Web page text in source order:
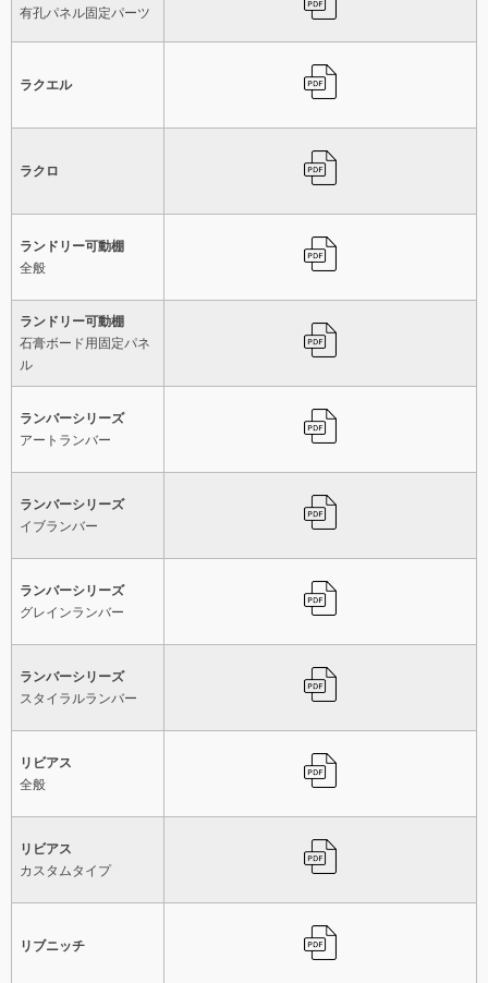
有孔パネル固定パーツ
ラクエル
ラクロ
ランドリー可動棚
全般
ランドリー可動棚
石膏ボード用固定パネ
ル
ランバーシリーズ
アートランバー
ランバーシリーズ
イブランバー
ランバーシリーズ
グレインランバー
ランバーシリーズ
スタイラルランバー
リビアス
全般
リビアス
カスタムタイプ
リブニッチ